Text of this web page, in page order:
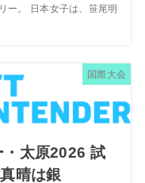
ー。 日本女子は、笹尾明
国際大会
・太原2026 試
晴は銀